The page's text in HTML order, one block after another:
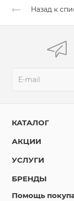
Назад к
КАТАЛОГ
АКЦИИ
УСЛУГИ
БРЕНДЫ
Помощь